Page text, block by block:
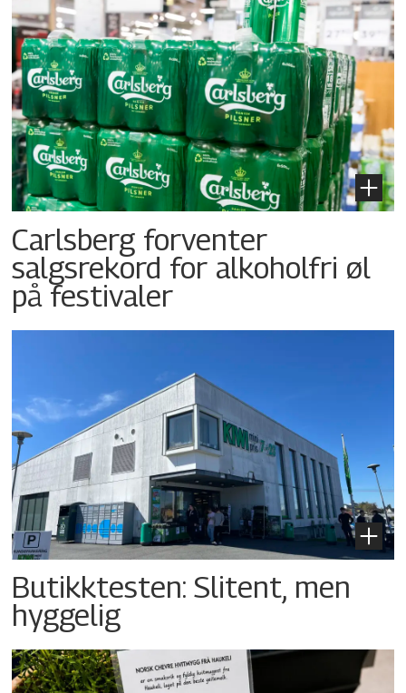
Carlsberg forventer
salgsrekord for alkoholfri øl
på festivaler
Butikktesten: Slitent, men
hyggelig